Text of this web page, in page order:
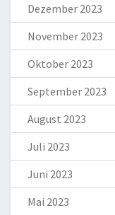
Dezember 2023
November 2023
Oktober 2023
September 2023
August 2023
Juli 2023
Juni 2023
Mai 2023